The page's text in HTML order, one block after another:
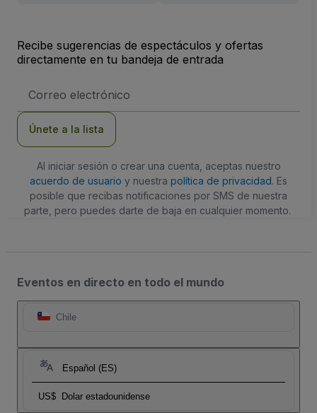
Recibe sugerencias de espectáculos y ofertas
directamente en tu bandeja de entrada
de
Únete a la lista
Al iniciar sesión o crear una cuenta, aceptas nuestro
acuerdo de usuario y nuestra política de privacidad. Es
posible que recibas notificaciones por SMS de nuestra
parte, pero puedes darte de baja en cualquier momento.
Eventos en directo en todo el mundo
Chile
Español (ES)
US$ Dolar estadounidense